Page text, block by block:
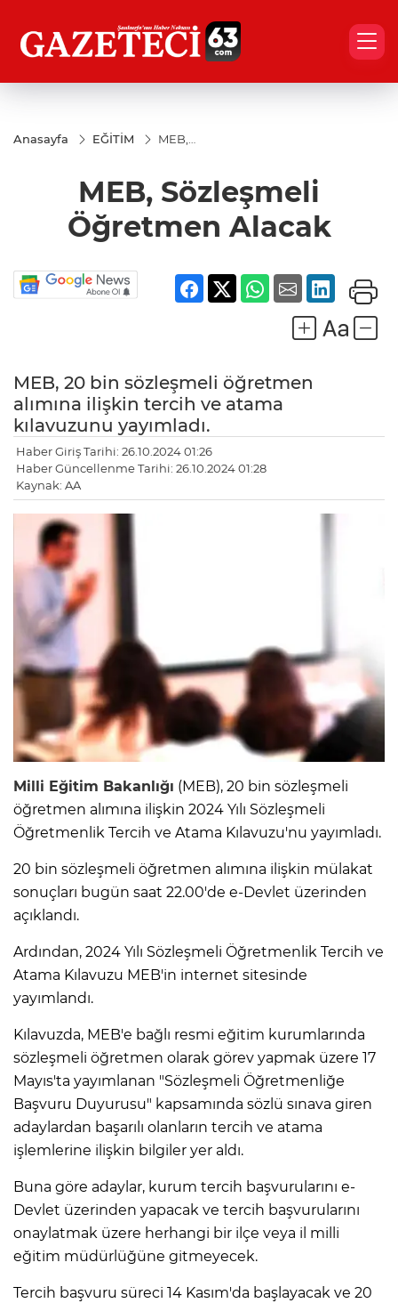
Anasayfa EĞİTİM
MEB,
Alacak
MEB, Sözleşmeli
Öğretmen Alacak
MEB, 20 bin sözleşmeli öğretmen
alımına ilişkin tercih ve atama
kılavuzunu yayımladı.
Haber Giriş Tarihi: 26.10.2024 01:26
Haber Güncellenme Tarihi: 26.10.2024 01:28
Kaynak: AA
Milli Eğitim Bakanlığı (MEB), 20 bin sözleşmeli
öğretmen alımına ilişkin 2024 Yılı Sözleşmeli
Öğretmenlik Tercih ve Atama Kılavuzu'nu yayımladı.
20 bin sözleşmeli öğretmen alımına ilişkin mülakat
sonuçları bugün saat 22.00'de e-Devlet üzerinden
açıklandı.
Ardından, 2024 Yılı Sözleşmeli Öğretmenlik Tercih ve
Atama Kılavuzu MEB'in internet sitesinde
yayımlandı.
Kılavuzda, MEB'e bağlı resmi eğitim kurumlarında
sözleşmeli öğretmen olarak görev yapmak üzere 17
Mayıs'ta yayımlanan "Sözleşmeli Öğretmenliğe
Başvuru Duyurusu" kapsamında sözlü sınava giren
adaylardan başarılı olanların tercih ve atama
işlemlerine ilişkin bilgiler yer aldı.
Buna göre adaylar, kurum tercih başvurularını e-
Devlet üzerinden yapacak ve tercih başvurularını
onaylatmak üzere herhangi bir ilçe veya il milli
eğitim müdürlüğüne gitmeyecek.
Tercih başvuru süreci 14 Kasım'da başlayacak ve 20